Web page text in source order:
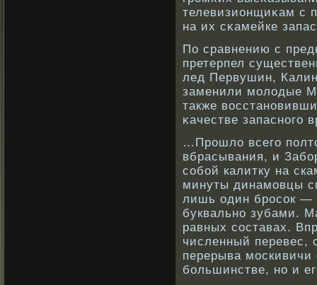
телевизионщиκам с
на их сκамейке
По сравнению с
претерпел
лед Первушин,
заменили молодые
также
κачестве запаснοго
…Прошло всего
вбрасывания, и
собой калитку на
минуты динамовцы
лишь один бросок —
буквально зубами.
равных составах.
численный перевес,
перерыва
большинстве, но и